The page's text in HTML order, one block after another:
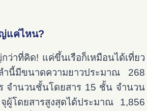
แค่ไหน?
ว่าที่คิด! แค่ขึ้นเรือก็เหมือนได้เที่ยว
ลำนี้มีขนาดความยาวประมาณ 268
จำนวนชั้นโดยสาร 15 ชั้น จำนวน
โดยสารสูงสุดได้ประมาณ 1,856